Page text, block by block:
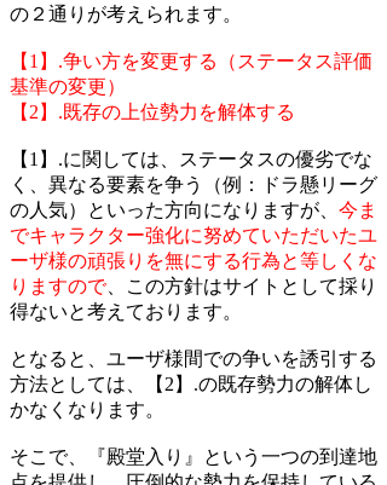
の２通りが考えられます。
【1】.争い方を変更する（ステータス評価
基準の変更）
【2】.既存の上位勢力を解体する
【1】.に関しては、ステータスの優劣でな
く、異なる要素を争う（例：ドラ懸リーグ
の人気）といった方向になりますが、 今ま
でキャラクター強化に努めていただいたユ
ーザ様の頑張りを無にする行為と等しくな
りますので、この方針はサイトとして採り
得ないと考えております。
となると、ユーザ様間での争いを誘引する
方法としては、【2】.の既存勢力の解体し
かなくなります。
そこで、『殿堂入り』という一つの到達地